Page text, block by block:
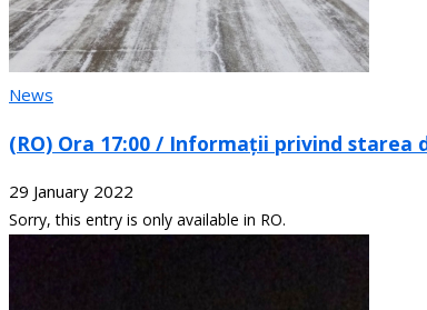
News
(RO) Ora 17:00 / Informații privind starea
29 January 2022
Sorry, this entry is only available in RO.